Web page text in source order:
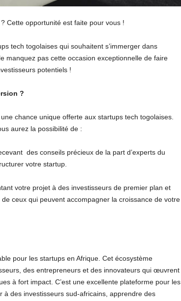
Cette opportunité est faite pour vous !
tech togolaises qui souhaitent s’immerger dans
manquez pas cette occasion exceptionnelle de faire
potentiels !
?
chance unique offerte aux startups tech togolaises.
aurez la possibilité de :
des conseils précieux de la part d’experts du
votre startup.
votre projet à des investisseurs de premier plan et
ceux qui peuvent accompagner la croissance de votre
pour les startups en Afrique. Cet écosystème
des entrepreneurs et des innovateurs qui œuvrent
à fort impact. C’est une excellente plateforme pour les
des investisseurs sud-africains, apprendre des